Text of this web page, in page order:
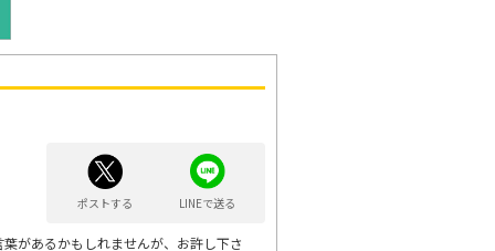
ポストする LINEで送る
があるかもしれませんが、お許し下さ